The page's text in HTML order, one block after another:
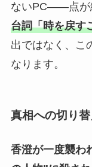
ないPC――点が
台詞「時を戻す
出ではなく、こ
なります。
真相への切り
香澄が一度襲わ